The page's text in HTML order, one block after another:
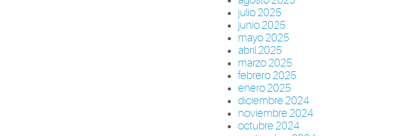
julio 2025
junio 2025
mayo 2025
abril 2025
marzo 2025
febrero 2025
enero 2025
diciembre 2024
noviembre 2024
octubre 2024